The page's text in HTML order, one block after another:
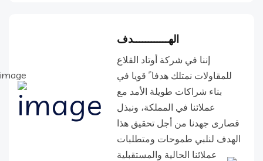
الهــــــــــــدف
إننا في شركة أوتاد القلاع
للمقاولات نمتلك هدفا ً قويا في
بناء شراكات طويلة الأمد مع
عملائنا في المملكة، ونبذل
قصارى جهدنا من أجل تحقيق هذا
الهدف لنلبي طموحات ومتطلبات
عملائنا الحالية والمستقبلية